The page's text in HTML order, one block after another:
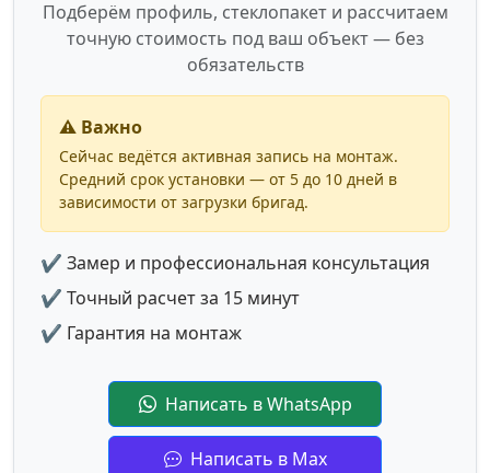
Подберём профиль, стеклопакет и рассчитаем
точную стоимость под ваш объект — без
обязательств
⚠️ Важно
Сейчас ведётся активная запись на монтаж.
Средний срок установки — от 5 до 10 дней в
зависимости от загрузки бригад.
✔ Замер и профессиональная консультация
✔ Точный расчет за 15 минут
✔ Гарантия на монтаж
Написать в WhatsApp
Написать в Max